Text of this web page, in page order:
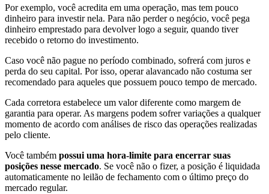
Por exemplo, você acredita em uma operação, mas tem pouco
dinheiro para investir nela. Para não perder o negócio, você pega
dinheiro emprestado para devolver logo a seguir, quando tiver
recebido o retorno do investimento.
Caso você não pague no período combinado, sofrerá com juros e
perda do seu capital. Por isso, operar alavancado não costuma ser
recomendado para aqueles que possuem pouco tempo de mercado.
Cada corretora estabelece um valor diferente como margem de
garantia para operar. As margens podem sofrer variações a qualquer
momento de acordo com análises de risco das operações realizadas
pelo cliente.
Você também possui uma hora-limite para encerrar suas
posições nesse mercado. Se você não o fizer, a posição é liquidada
automaticamente no leilão de fechamento com o último preço do
mercado regular.